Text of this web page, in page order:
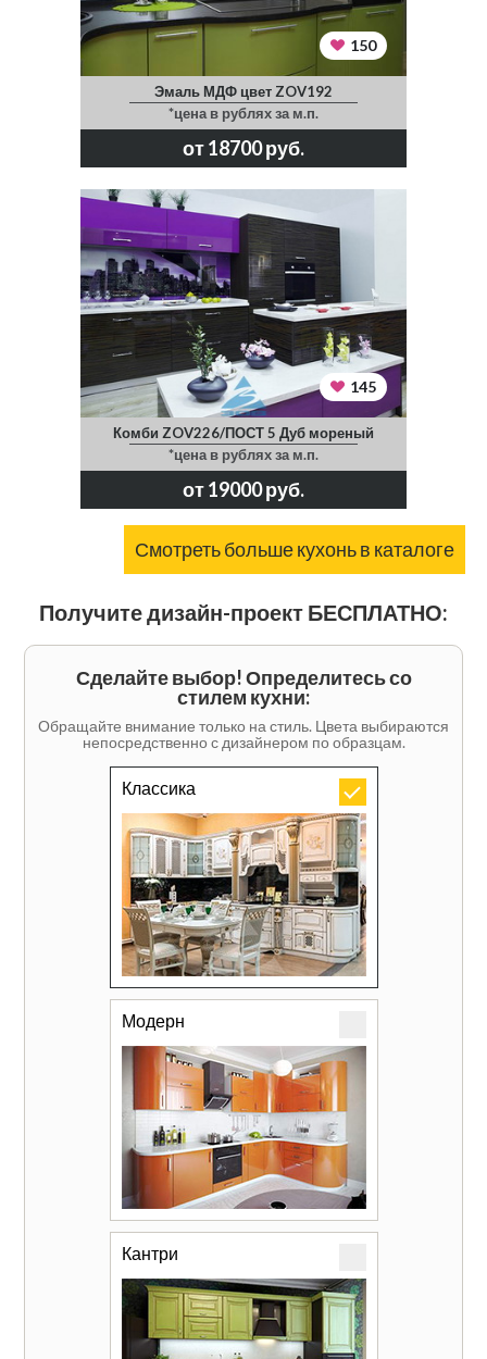
150
Эмаль МДФ цвет ZOV192
*цена в рублях за м.п.
от 18700 руб.
145
Комби ZOV226/ПОСТ 5 Дуб мореный
*цена в рублях за м.п.
от 19000 руб.
Смотреть больше кухонь в каталоге
Получите дизайн-проект БЕСПЛАТНО:
Сделайте выбор! Определитесь со
стилем кухни:
Обращайте внимание только на стиль. Цвета выбираются
непосредственно с дизайнером по образцам.
Классика
Модерн
Кантри